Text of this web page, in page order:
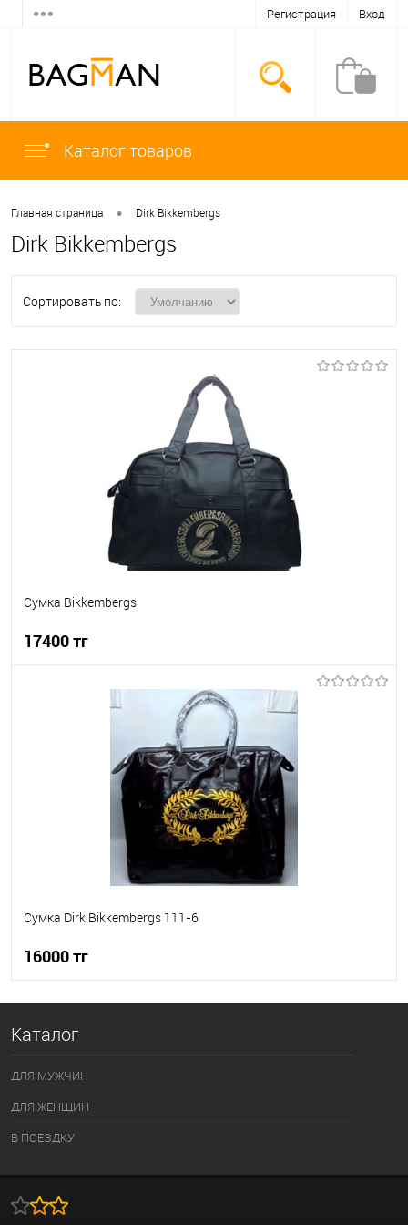
Регистрация Вход
Каталог товаров
Главная страница • Dirk Bikkembergs
Dirk Bikkembergs
Сортировать по:
Сумка Bikkembergs
17400 тг
В корзину
Сумка Dirk Bikkembergs 111-6
16000 тг
В корзину
Каталог
ДЛЯ МУЖЧИН
ДЛЯ ЖЕНЩИН
В ПОЕЗДКУ